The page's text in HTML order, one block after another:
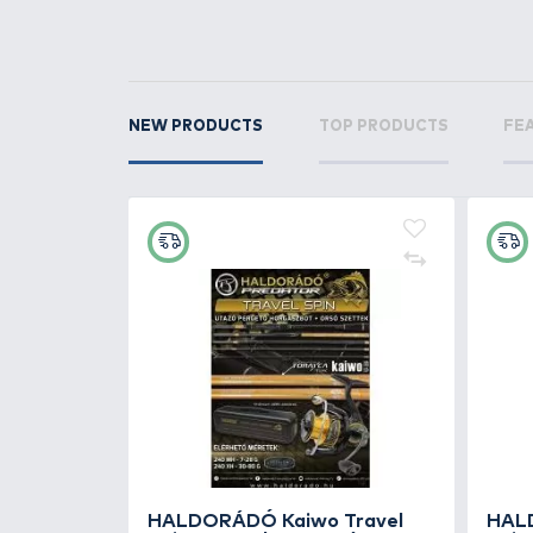
HALDORÁDÓ Jigfej 3/0 - 10
+12
Ft
1.190 Ft